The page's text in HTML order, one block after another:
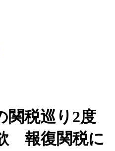
税巡り2度
報復関税に